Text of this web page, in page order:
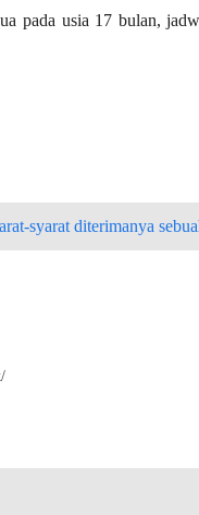
pada usia 17 bulan,
syarat diterimanya